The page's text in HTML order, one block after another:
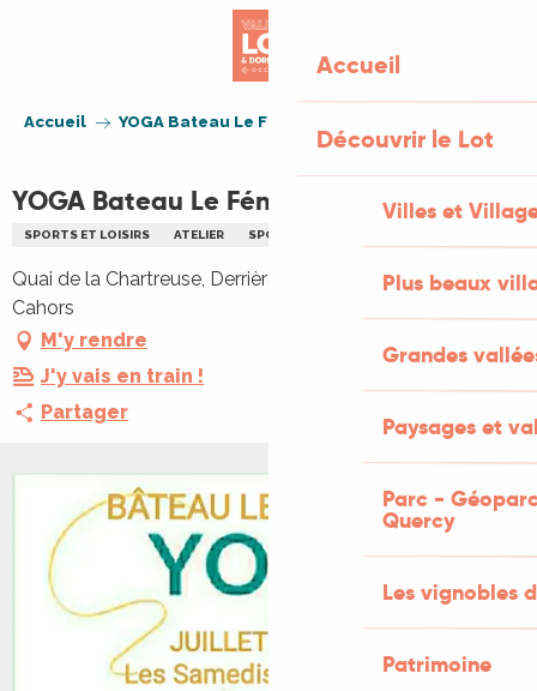
Accueil
Découvrir le Lot
Villes et
Plus beaux
Grandes
Paysages et
Parc -
Quercy
Les vignobles
Patrimoine
Accueil YOGA Bateau Le Fénelon
YOGA Bateau Le Fénelon
SPORTS ET LOISIRS ATELIER SPORT
Quai de la Chartreuse, Derrière le restaurant, 46000
Cahors
M'y rendre
J'y vais en train !
Partager